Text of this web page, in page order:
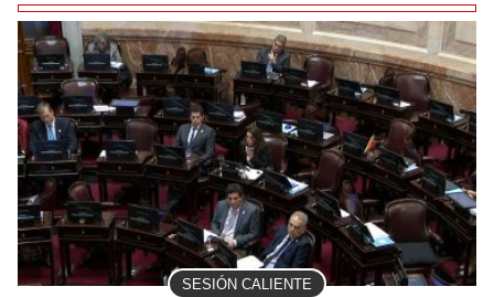
SESIÓN CALIENTE